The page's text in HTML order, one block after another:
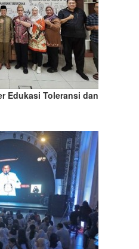
Edukasi Toleransi dan